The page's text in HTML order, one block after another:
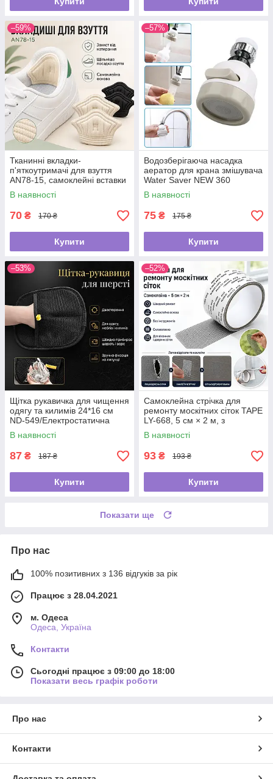
–59%
Тканинні вкладки-
п'яткоутримачі для взуття
AN78-15, самоклейні вставки
від натирання та мозолів, для
зменшення розміру взуття
В наявності
70 ₴ 170 ₴
Купити
–57%
Водозберігаюча насадка
аератор для крана змішувача
Water Saver NEW 360
В наявності
75 ₴ 175 ₴
Купити
–53%
Щітка рукавичка для чищення
одягу та килимів 24*16 см
ND-549/Електростатична
рукавичка від шерсті
В наявності
87 ₴ 187 ₴
Купити
–52%
Самоклейна стрічка для
ремонту москітних сіток TAPE
LY-668, 5 см × 2 м, з
фібергласу
В наявності
93 ₴ 193 ₴
Купити
Показати ще
Про нас
100% позитивних з 136 відгуків за рік
Працює з 28.04.2021
м. Одеса
Одеса, Україна
Контакти
Сьогодні працює з 09:00 до 18:00
Показати весь графік роботи
Про нас
Контакти